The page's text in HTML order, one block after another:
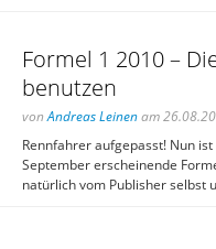
Formel 1 2010 –
benutzen
vonAndreas Leinenam
Rennfahrer aufgepasst! Nun
September erscheinende
natürlich vom Publisher selbst